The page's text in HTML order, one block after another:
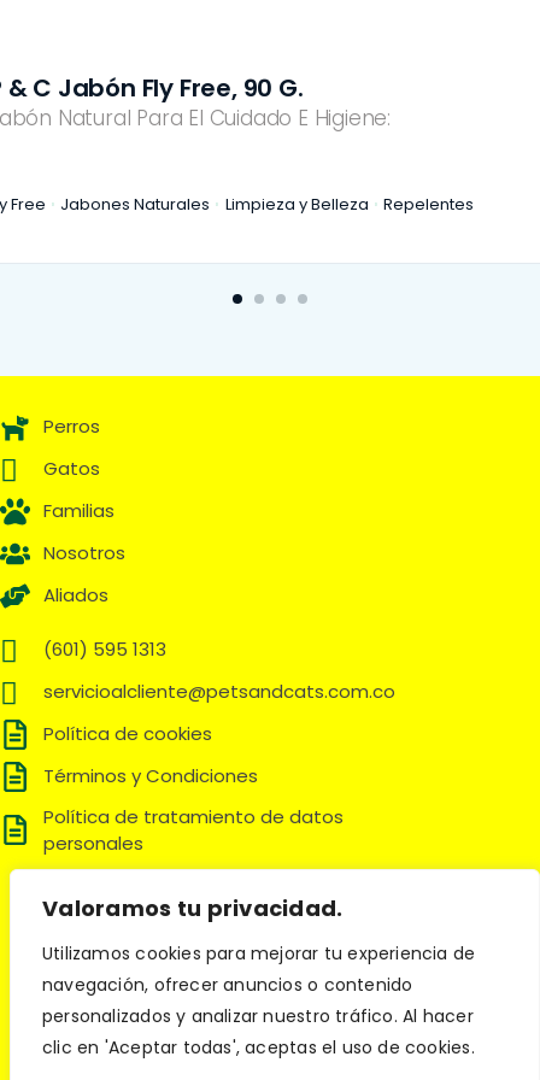
Valoramos tu privacidad.
Utilizamos cookies para mejorar tu experiencia de
navegación, ofrecer anuncios o contenido
personalizados y analizar nuestro tráfico. Al hacer
clic en 'Aceptar todas', aceptas el uso de cookies.
Natural Para El Cuidado E Higiene:
& C Jabón Fly Free, 90 G.
Free Jabones Naturales Limpieza y Belleza Repelentes
Perros
Gatos
Familias
Nosotros
Aliados
(601) 595 1313
servicioalcliente@petsandcats.com.co
Política de cookies
Términos y Condiciones
Política de tratamiento de datos
personales
© 2025 Pets and Cats. Todos los derechos reservados.